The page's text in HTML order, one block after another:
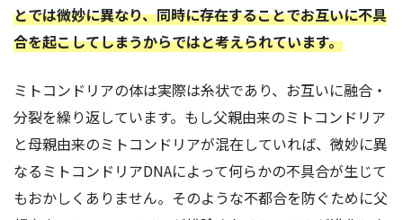
とでは微妙に異なり、同時に存在することでお互いに不具
合を起こしてしまうからではと考えられています。
ミトコンドリアの体は実際は糸状であり、お互いに融合・
分裂を繰り返しています。もし父親由来のミトコンドリア
と母親由来のミトコンドリアが混在していれば、微妙に異
なるミトコンドリアDNAによって何らかの不具合が生じて
もおかしくありません。そのような不都合を防ぐために父